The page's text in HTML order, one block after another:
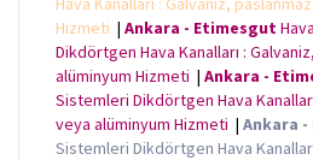
Hizmeti | Ankara - Etimesgut
Dikdörtgen Hava Kanalları :
alüminyum Hizmeti | Ankara -
Sistemleri Dikdörtgen Hava
veya alüminyum Hizmeti | Ankara -
Sistemleri Dikdörtgen Hava